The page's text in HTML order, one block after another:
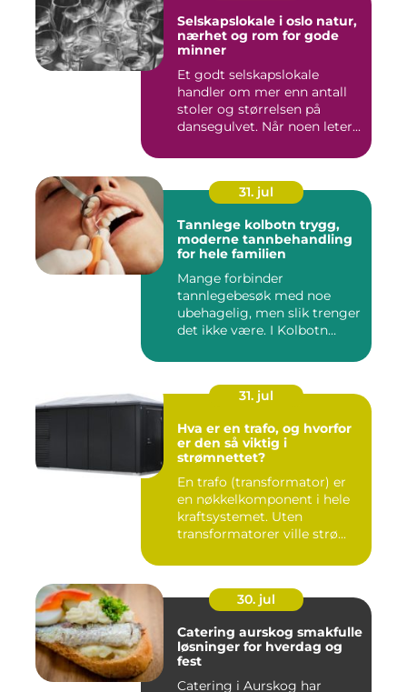
Selskapslokale i oslo natur,
nærhet og rom for gode
minner
Et godt selskapslokale
handler om mer enn antall
stoler og størrelsen på
dansegulvet. Når noen leter...
31. jul
Tannlege kolbotn trygg,
moderne tannbehandling
for hele familien
Mange forbinder
tannlegebesøk med noe
ubehagelig, men slik trenger
det ikke være. I Kolbotn
31. jul
Hva er en trafo, og hvorfor
er den så viktig i
strømnettet?
En trafo (transformator) er
en nøkkelkomponent i hele
kraftsystemet. Uten
transformatorer ville strø...
30. jul
Catering aurskog smakfulle
løsninger for hverdag og
fest
Catering i Aurskog har